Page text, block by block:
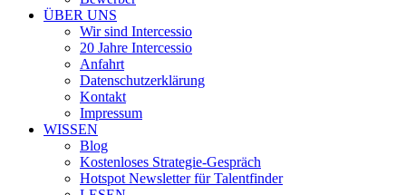
ÜBER UNS
Wir sind Intercessio
20 Jahre Intercessio
Anfahrt
Datenschutzerklärung
Kontakt
Impressum
WISSEN
Blog
Kostenloses Strategie-Gespräch
Hotspot Newsletter für Talentfinder